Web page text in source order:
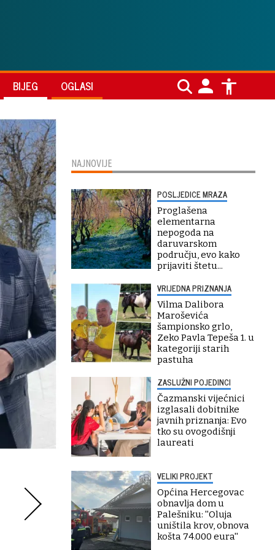
BIJEG OGLASI
NAJNOVIJE
POSLJEDICE MRAZA
Proglašena
elementarna
nepogoda na
daruvarskom
području, evo kako
prijaviti štetu...
VRIJEDNA PRIZNANJA
Vilma Dalibora
Maroševića
šampionsko grlo,
Zeko Pavla Tepeša 1. u
kategoriji starih
pastuha
ZASLUŽNI POJEDINCI
Čazmanski vijećnici
izglasali dobitnike
javnih priznanja: Evo
tko su ovogodišnji
laureati
VELIKI PROJEKT
Općina Hercegovac
obnavlja dom u
Palešniku: ''Oluja
uništila krov, obnova
košta 74.000 eura''